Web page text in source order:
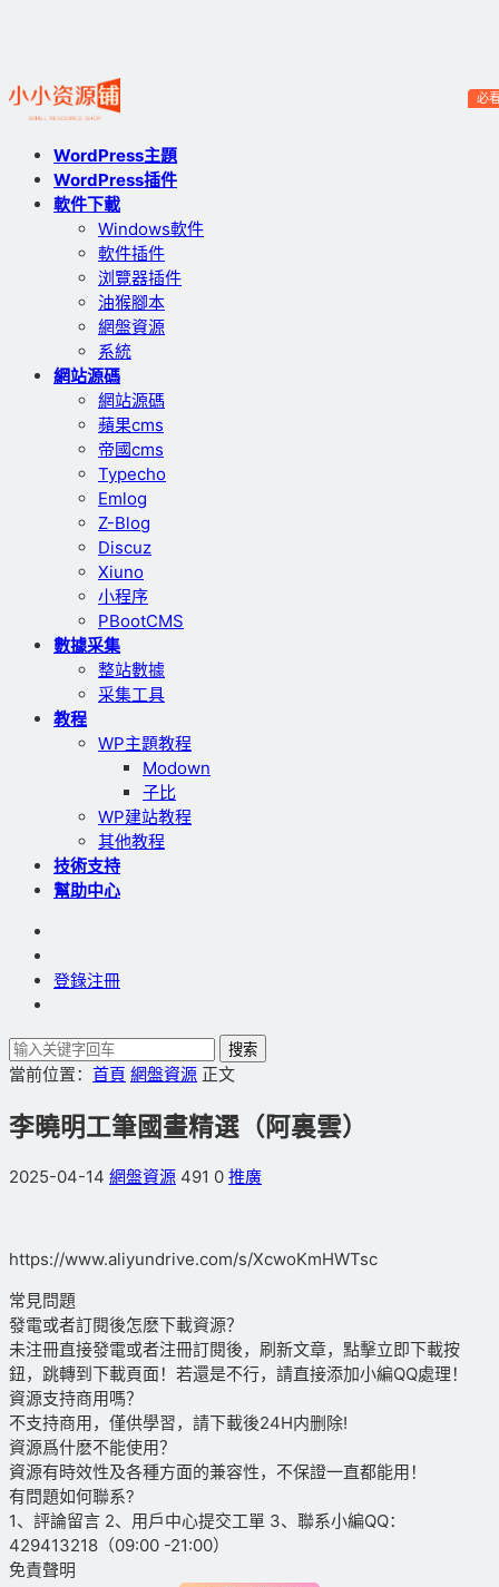
WordPress主題
WordPress插件
軟件下載
Windows軟件
軟件插件
浏覽器插件
油猴腳本
網盤資源
系統
網站源碼
網站源碼
蘋果cms
帝國cms
Typecho
Emlog
Z-Blog
Discuz
Xiuno
小程序
PBootCMS
數據采集
整站數據
采集工具
教程
WP主題教程
Modown
子比
WP建站教程
其他教程
技術支持
幫助中心
必
登錄注冊
搜索
當前位置： 首頁 網盤資源 正文
李曉明工筆國畫精選（阿裏雲）
2025-04-14 網盤資源 491 0 推廣
https://www.aliyundrive.com/s/XcwoKmHWTsc
常見問題
發電或者訂閱後怎麽下載資源？
未注冊直接發電或者注冊訂閱後，刷新文章，點擊立即下載按
鈕，跳轉到下載頁面！若還是不行，請直接添加小編QQ處理！
資源支持商用嗎？
不支持商用，僅供學習，請下載後24H内删除!
資源爲什麽不能使用？
資源有時效性及各種方面的兼容性，不保證一直都能用！
有問題如何聯系?
1、評論留言 2、用戶中心提交工單 3、聯系小編QQ：
429413218（09:00 -21:00）
免責聲明